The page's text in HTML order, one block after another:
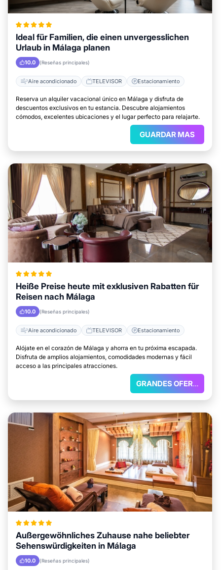
Ideal für Familien, die einen unvergesslichen
Urlaub in Málaga planen
10.0 (Reseñas principales)
Aire acondicionado TELEVISOR Estacionamiento
Reserva un alquiler vacacional único en Málaga y disfruta de
descuentos exclusivos en tu estancia. Descubre alojamientos
cómodos, excelentes ubicaciones y el lugar perfecto para relajarte.
GUARDAR MAS
Heiße Preise heute mit exklusiven Rabatten für
Reisen nach Málaga
10.0 (Reseñas principales)
Aire acondicionado TELEVISOR Estacionamiento
Alójate en el corazón de Málaga y ahorra en tu próxima escapada.
Disfruta de amplios alojamientos, comodidades modernas y fácil
acceso a las principales atracciones.
GRANDES OFERTAS
Außergewöhnliches Zuhause nahe beliebter
Sehenswürdigkeiten in Málaga
10.0 (Reseñas principales)